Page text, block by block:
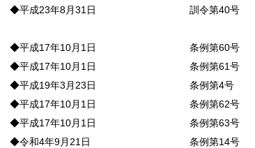
◆平成23年8月31日
訓令第40号
◆平成17年10月1日
条例第60号
◆平成17年10月1日
条例第61号
◆平成19年3月23日
条例第4号
◆平成17年10月1日
条例第62号
◆平成17年10月1日
条例第63号
◆令和4年9月21日
条例第14号